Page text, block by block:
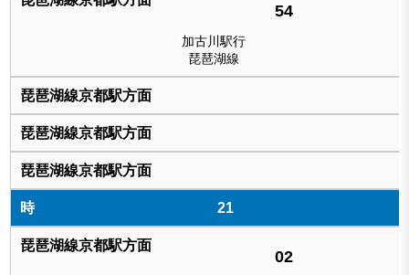
54
加古川駅行
琵琶湖線
21
02